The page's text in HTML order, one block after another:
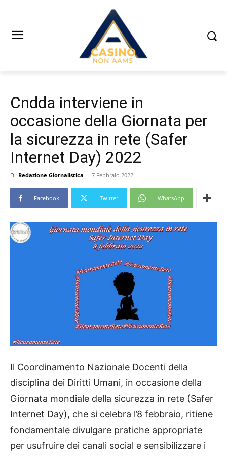
Cndda interviene in
occasione della Giornata per
la sicurezza in rete (Safer
Internet Day) 2022
Di Redazione Giornalistica - 7 Febbraio 2022
Facebook Twitter WhatsApp
Il Coordinamento Nazionale Docenti della
disciplina dei Diritti Umani, in occasione della
Giornata mondiale della sicurezza in rete (Safer
Internet Day), che si celebra l’8 febbraio, ritiene
fondamentale divulgare pratiche appropriate
per usufruire dei canali social e sensibilizzare i